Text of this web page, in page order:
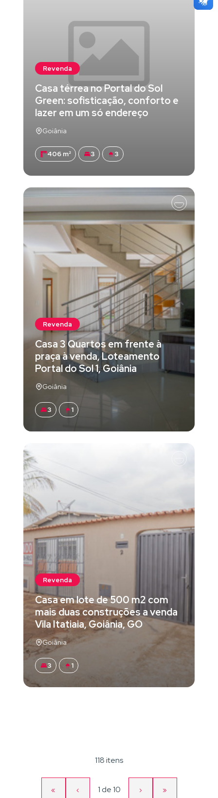
Revenda
Casa térrea no Portal do Sol
Green: sofisticação, conforto e
lazer em um só endereço
Goiânia
406 m² 3 3
Revenda
Casa 3 Quartos em frente à
praça à venda, Loteamento
Portal do Sol 1, Goiânia
Goiânia
3 1
Revenda
Casa em lote de 500 m2 com
mais duas construções a venda
Vila Itatiaia, Goiânia, GO
Goiânia
3 1
118 itens
«
‹ Página
1 de10
›
»